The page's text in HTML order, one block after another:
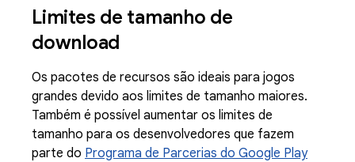
Limites de tamanho de
download
Os pacotes de recursos são ideais para jogos
grandes devido aos limites de tamanho maiores.
Também é possível aumentar os limites de
tamanho para os desenvolvedores que fazem
parte do Programa de Parcerias do Google Play